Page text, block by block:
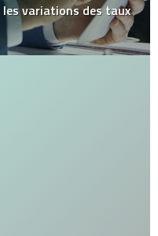
variations des taux